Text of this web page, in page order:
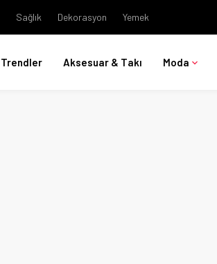
Sağlık Dekorasyon Yemek
Trendler Aksesuar & Takı Moda